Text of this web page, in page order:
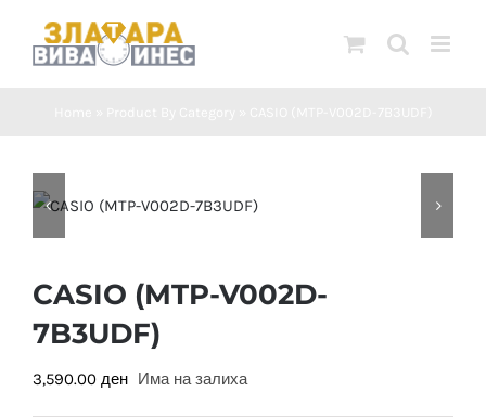
CASIO (MTP-V002D-
7B3UDF)
3,590.00 ден Има на залиха